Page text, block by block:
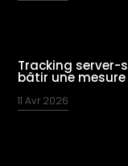
Tracking server-
bâtir une
11 Avr 2026